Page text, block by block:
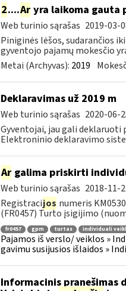
2....Aryra laikoma gauta
Web turinio sąrašas 2019-03-
Piniginės lėšos, sudarančios
gyventojo pajamų mokesčio
Metai (Archyvas): 2019
Deklaravimas už 2019 m
Web turinio sąrašas 2020-06-
Gyventojai, jau gali deklaruoti
Elektroninio deklaravimo
Argalima priskirti
Web turinio sąrašas 2018-11-
Registracijos numeris
(FR0457) Turto įsigijimo
fr0457 gpm turtas individuali
Pajamos iš verslo/ veiklos »
gavimu susijusios išlaidos »
Informacinis pranešimas